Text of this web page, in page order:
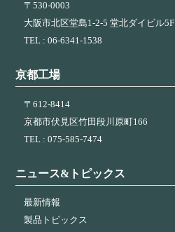
〒530-0003
大阪市北区堂島1-2-5 堂北ダイビル5F
TEL : 06-6341-1538
京都工場
〒612-8414
京都市伏見区竹田段川原町166
TEL : 075-585-7474
ニュース&トピックス
最新情報
製品トピックス